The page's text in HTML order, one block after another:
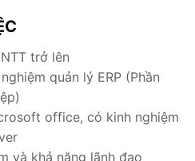
trở lên
quản lý ERP (Phần
office, có kinh nghiệm
và khả năng lãnh đạo